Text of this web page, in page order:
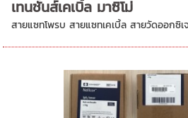
เทนชั่นส์เคเบิ้ล มาซิโม่
สายแซทโพรบ สายแซทเคเบิ้ล สายวัดออกซิ